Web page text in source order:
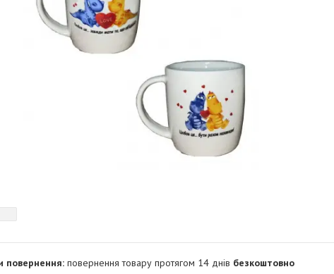
повернення товару протягом 14 днів безкоштовно